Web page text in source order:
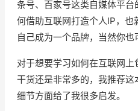
条号、百家号这类自媒体平
何借助互联网打造个人IP，也
自己成为一个品牌，当然你也
对于想要学习如何在互联网
干货还是非常多的，我推荐
细节方面给了我很多启发。